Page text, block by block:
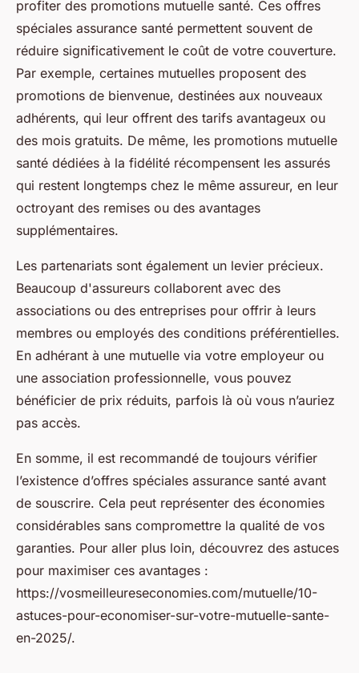
profiter des promotions mutuelle santé. Ces offres
spéciales assurance santé permettent souvent de
réduire significativement le coût de votre couverture.
Par exemple, certaines mutuelles proposent des
promotions de bienvenue, destinées aux nouveaux
adhérents, qui leur offrent des tarifs avantageux ou
des mois gratuits. De même, les promotions mutuelle
santé dédiées à la fidélité récompensent les assurés
qui restent longtemps chez le même assureur, en leur
octroyant des remises ou des avantages
supplémentaires.
Les partenariats sont également un levier précieux.
Beaucoup d'assureurs collaborent avec des
associations ou des entreprises pour offrir à leurs
membres ou employés des conditions préférentielles.
En adhérant à une mutuelle via votre employeur ou
une association professionnelle, vous pouvez
bénéficier de prix réduits, parfois là où vous n’auriez
pas accès.
En somme, il est recommandé de toujours vérifier
l’existence d’offres spéciales assurance santé avant
de souscrire. Cela peut représenter des économies
considérables sans compromettre la qualité de vos
garanties. Pour aller plus loin, découvrez des astuces
pour maximiser ces avantages :
https://vosmeilleureseconomies.com/mutuelle/10-
astuces-pour-economiser-sur-votre-mutuelle-sante-
en-2025/.